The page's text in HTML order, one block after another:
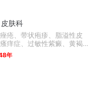
皮肤科
疮、带状疱疹、脂溢性皮
痒症、过敏性紫癜、黄褐
皮肤病的诊断及治疗。
年